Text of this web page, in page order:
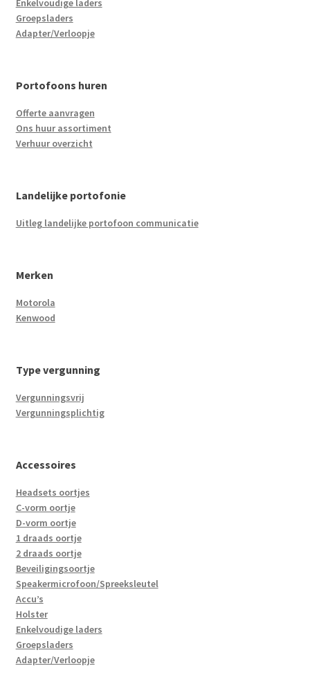
Enkelvoudige laders
Groepsladers
Adapter/Verloopje
Portofoons huren
Offerte aanvragen
Ons huur assortiment
Verhuur overzicht
Landelijke portofonie
Uitleg landelijke portofoon communicatie
Merken
Motorola
Kenwood
Type vergunning
Vergunningsvrij
Vergunningsplichtig
Accessoires
Headsets oortjes
C-vorm oortje
D-vorm oortje
1 draads oortje
2 draads oortje
Beveiligingsoortje
Speakermicrofoon/Spreeksleutel
Accu’s
Holster
Enkelvoudige laders
Groepsladers
Adapter/Verloopje